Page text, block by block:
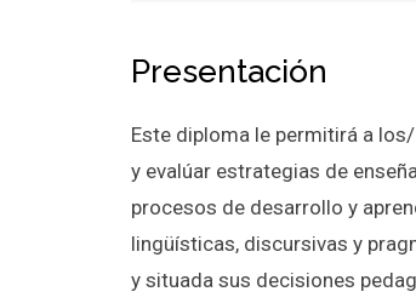
Presentación
Este diploma le permitirá a
y evalúar estrategias de
procesos de desarrollo y
lingüísticas, discursivas y
y situada sus decisiones